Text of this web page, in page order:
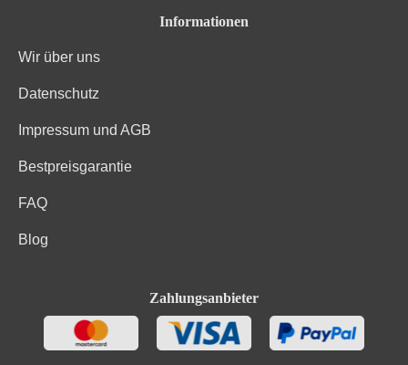
Informationen
Wir über uns
Datenschutz
Impressum und AGB
Bestpreisgarantie
FAQ
Blog
Zahlungsanbieter